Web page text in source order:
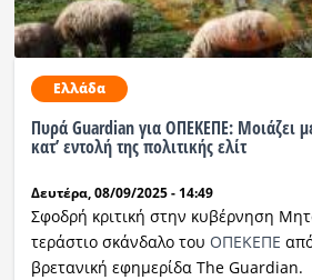
Ελλάδα
Πυρά Guardian για ΟΠΕΚΕΠΕ: Μοιάζει
κατ’ εντολή της πολιτικής ελίτ
Δευτέρα, 08/09/2025 - 14:49
Σφοδρή κριτική στην κυβέρνηση
τεράστιο σκάνδαλο του ΟΠΕΚΕΠΕ
βρετανική εφημερίδα The Guardian.